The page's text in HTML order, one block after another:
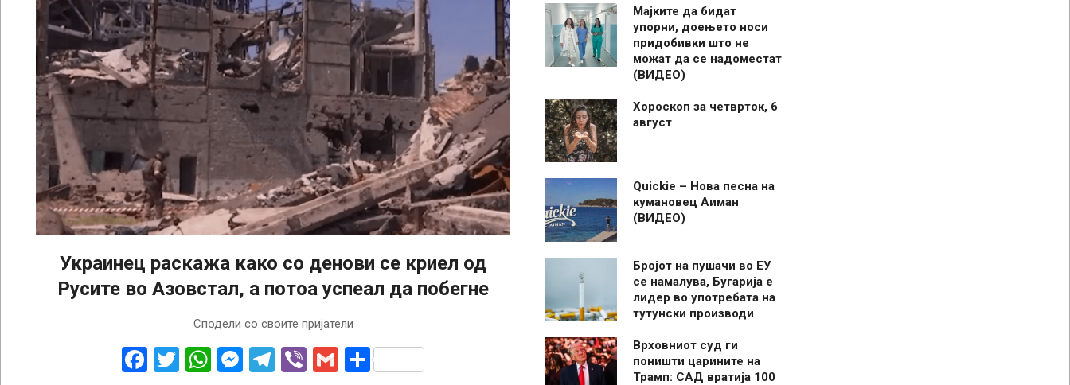
Украинец раскажа како со денови се криел од
Русите во Азовстал, а потоа успеал да побегне
Сподели со своите пријатели
Facebook
Twitter
WhatsApp
Messenger
Telegram
ViberGmailShare
Мајките да бидат
упорни, доењето носи
придобивки што не
можат да се надоместат
(ВИДЕО)
Хороскоп за четврток, 6
август
Quickie – Нова песна на
кумановец Аиман
(ВИДЕО)
Бројот на пушачи во ЕУ
се намалува, Бугарија е
лидер во употребата на
тутунски производи
Врховниот суд ги
поништи царините на
Трамп: САД вратија 100